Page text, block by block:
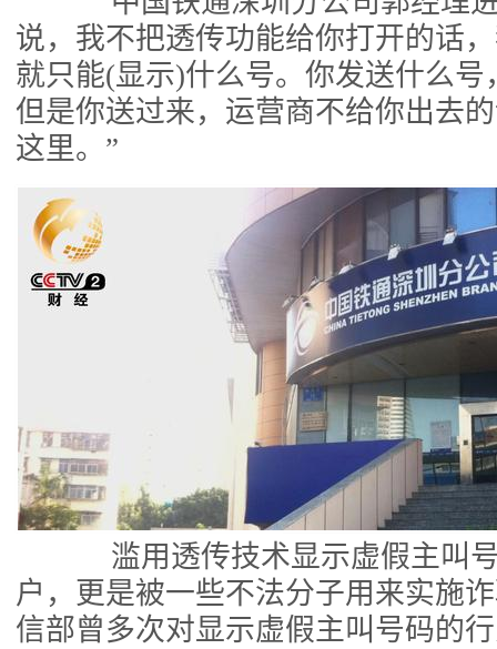
说，我不把透传功能给你打开的话
就只能(显示)什么号。你发送什么号
但是你送过来，运营商不给你出去
这里。”
滥用透传技术显示虚假主叫号
户，更是被一些不法分子用来实施
信部曾多次对显示虚假主叫号码的